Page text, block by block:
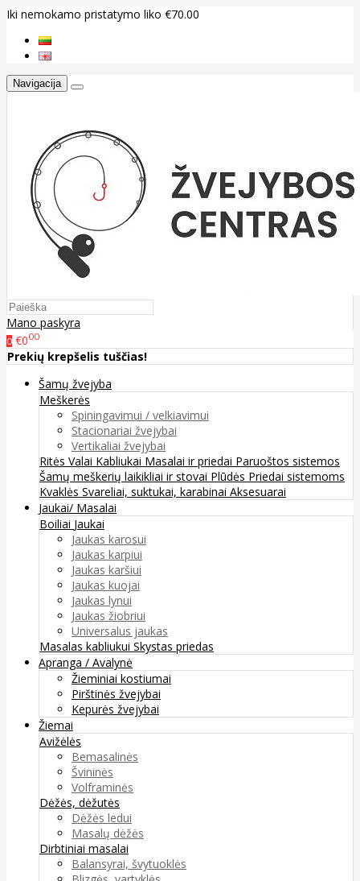
Iki nemokamo pristatymo liko €70.00
Navigacija
Mano paskyra
0 €000
Prekių krepšelis tuščias!
Šamų žvejyba
Meškerės
Spiningavimui / velkiavimui
Stacionariai žvejybai
Vertikaliai žvejybai
Ritės Valai Kabliukai Masalai ir priedai Paruoštos sistemos
Šamų meškerių laikikliai ir stovai Plūdės Priedai sistemoms
Kvaklės Svareliai, suktukai, karabinai Aksesuarai
Jaukai/ Masalai
Boiliai Jaukai
Jaukas karosui
Jaukas karpiui
Jaukas karšiui
Jaukas kuojai
Jaukas lynui
Jaukas žiobriui
Universalus jaukas
Masalas kabliukui Skystas priedas
Apranga / Avalynė
Žieminiai kostiumai
Pirštinės žvejybai
Kepurės žvejybai
Žiemai
Avižėlės
Bemasalinės
Švininės
Volframinės
Dėžės, dėžutės
Dėžės ledui
Masalų dėžės
Dirbtiniai masalai
Balansyrai, švytuoklės